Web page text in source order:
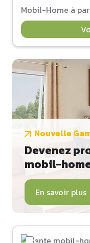
Mobil-Home à
Nouvelle
Devenez
mobil-
En savoir plus